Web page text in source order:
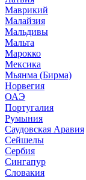
Маврикий
Малайзия
Мальдивы
Мальта
Марокко
Мексика
Мьянма (Бирма)
Норвегия
ОАЭ
Португалия
Румыния
Саудовская Аравия
Сейшелы
Сербия
Сингапур
Словакия